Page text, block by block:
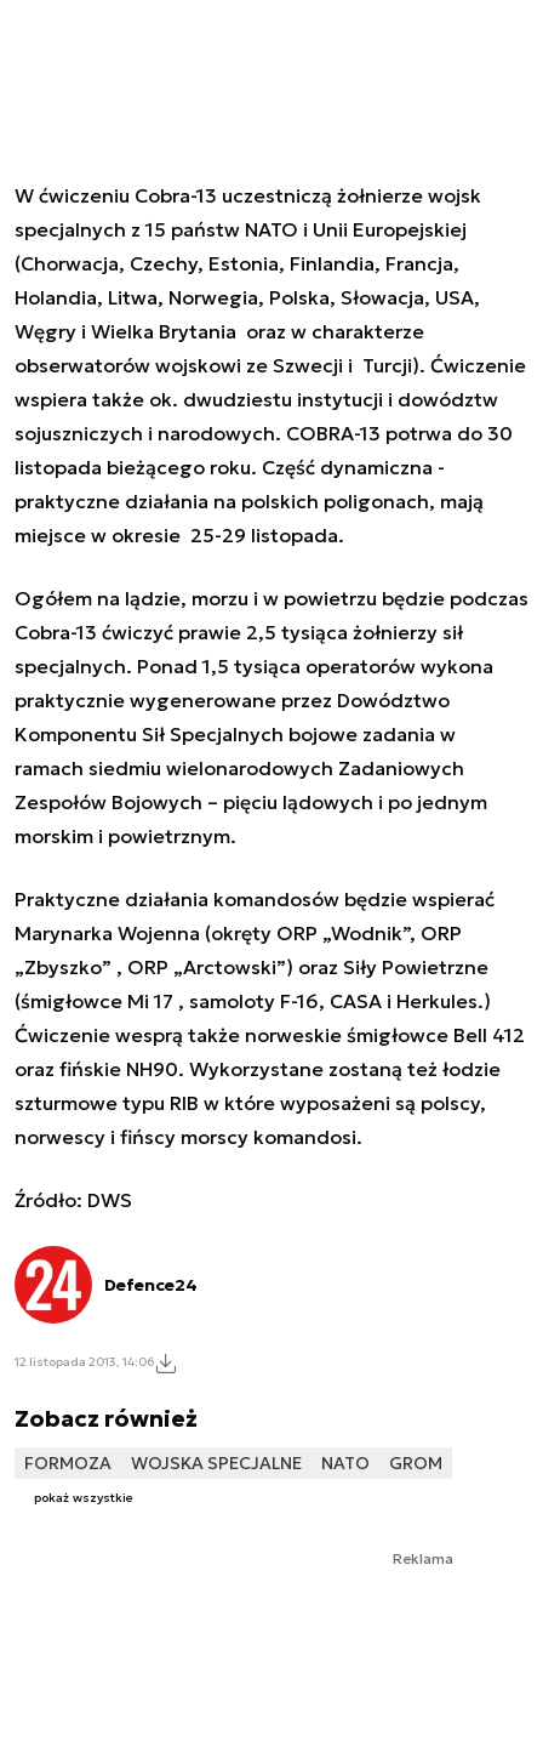
W ćwiczeniu Cobra-13 uczestniczą żołnierze wojsk
specjalnych z 15 państw NATO i Unii Europejskiej
(Chorwacja, Czechy, Estonia, Finlandia, Francja,
Holandia, Litwa, Norwegia, Polska, Słowacja, USA,
Węgry i Wielka Brytania oraz w charakterze
obserwatorów wojskowi ze Szwecji i Turcji). Ćwiczenie
wspiera także ok. dwudziestu instytucji i dowództw
sojuszniczych i narodowych. COBRA-13 potrwa do 30
listopada bieżącego roku. Część dynamiczna -
praktyczne działania na polskich poligonach, mają
miejsce w okresie 25-29 listopada.
Ogółem na lądzie, morzu i w powietrzu będzie podczas
Cobra-13 ćwiczyć prawie 2,5 tysiąca żołnierzy sił
specjalnych. Ponad 1,5 tysiąca operatorów wykona
praktycznie wygenerowane przez Dowództwo
Komponentu Sił Specjalnych bojowe zadania w
ramach siedmiu wielonarodowych Zadaniowych
Zespołów Bojowych – pięciu lądowych i po jednym
morskim i powietrznym.
Praktyczne działania komandosów będzie wspierać
Marynarka Wojenna (okręty ORP „Wodnik”, ORP
„Zbyszko” , ORP „Arctowski”) oraz Siły Powietrzne
(śmigłowce Mi 17 , samoloty F-16, CASA i Herkules.)
Ćwiczenie wesprą także norweskie śmigłowce Bell 412
oraz fińskie NH90. Wykorzystane zostaną też łodzie
szturmowe typu RIB w które wyposażeni są polscy,
norwescy i fińscy morscy komandosi.
Źródło: DWS
Defence24
12 listopada 2013, 14:06
Zobacz również
FORMOZA WOJSKA SPECJALNE NATO GROM
pokaż wszystkie
Reklama